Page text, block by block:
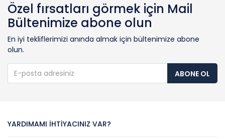
Özel fırsatları görmek için Mail
Bültenimize abone olun
En iyi tekliflerimizi anında almak için bültenimize abone
olun.
ABONE OL
YARDIMAMI İHTIYACINIZ VAR?